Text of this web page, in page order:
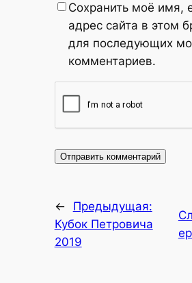
Сохранить моё имя,
адрес сайта в этом
для последующих
комментариев.
←
Предыдущая:
Кубок Петровича
2019